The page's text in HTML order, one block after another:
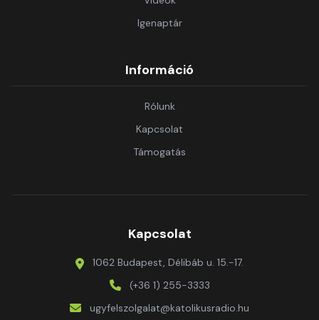
Igenaptár
Információ
Rólunk
Kapcsolat
Támogatás
Kapcsolat
1062 Budapest, Délibáb u. 15.-17.
(+36 1) 255-3333
ugyfelszolgalat@katolikusradio.hu